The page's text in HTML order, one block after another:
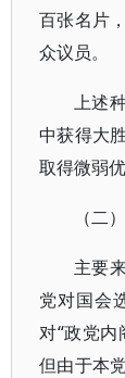
百张名片
众议员。
上述
中获得大
取得微弱优
（二
主要
党对国会
对“政党内
但由于本